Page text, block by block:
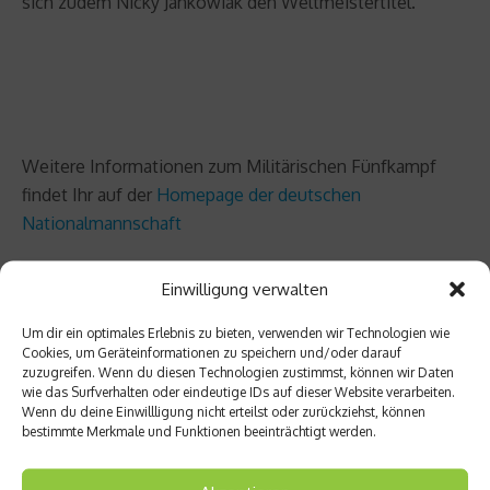
Einwilligung verwalten
Um dir ein optimales Erlebnis zu bieten, verwenden wir Technologien wie
Cookies, um Geräteinformationen zu speichern und/oder darauf
zuzugreifen. Wenn du diesen Technologien zustimmst, können wir Daten
wie das Surfverhalten oder eindeutige IDs auf dieser Website verarbeiten.
Wenn du deine Einwillligung nicht erteilst oder zurückziehst, können
bestimmte Merkmale und Funktionen beeinträchtigt werden.
Weitere Informationen zum Militärischen Fünfkampf
findet Ihr auf der Homepage der deutschen
Nationalmannschaft